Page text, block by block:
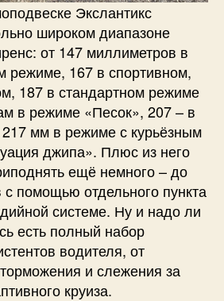
Экслантикс
широком диапазоне
от 147 миллиметров в
режиме, 167 в спортивном,
187 в стандартном режиме
в режиме «Песок», 207 – в
мм в режиме с курьёзным
джипа». Плюс из него
ещё немного – до
помощью отдельного пункта
системе. Ну и надо ли
есть полный набор
водителя, от
и слежения за
круиза.